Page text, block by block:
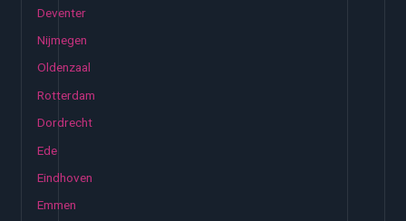
Deventer
Nijmegen
Oldenzaal
Rotterdam
Dordrecht
Ede
Eindhoven
Emmen